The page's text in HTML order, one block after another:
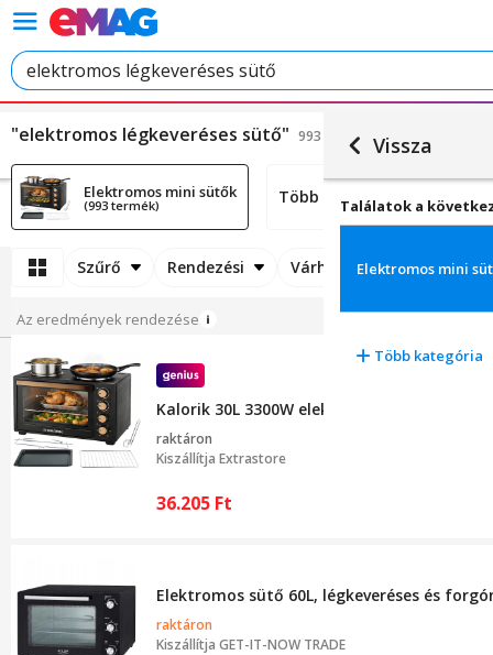
Vissza
Találatok a
Elektromos mini
Több kategória
"elektromos légkeveréses sütő" 993 találat.
Elektromos mini sütők
(993 termék) Több kategória
Szűrő Rendezési Várható szállítási idő
Az eredmények rendezése
Kalorik 30L 3300W elektromos sütő,
raktáron
Kiszállítja Extrastore
36.205 Ft
Elektromos sütő 60L, légkeveréses és
raktáron
Kiszállítja GET-IT-NOW TRADE